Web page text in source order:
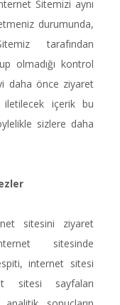
Sitemizi aynı
durumunda,
tarafından
olmadığı kontrol
daha önce ziyaret
iletilecek içerik bu
sizlere daha
sitesini ziyaret
sitesinde
internet sitesi
sitesi sayfaları